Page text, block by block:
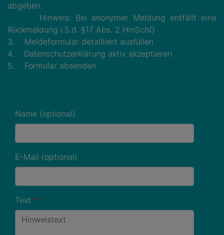
abgeben.
Hinweis: Bei anonymer Meldung entfällt eine
Rückmeldung i.S.d. §17 Abs. 2 HinSchG
3. Meldeformular detailliert ausfüllen
4. Datenschutzerklärung aktiv akzeptieren
5. Formular absenden
Name (optional)
E-Mail (optional)
Text *